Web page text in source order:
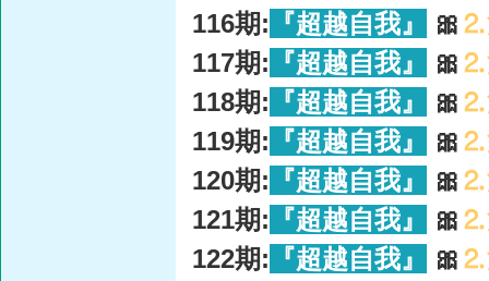
116期: 『超越自我』 🎀 ⒉
117期: 『超越自我』 🎀 ⒉
118期: 『超越自我』 🎀 ⒉
119期: 『超越自我』 🎀 ⒉
120期: 『超越自我』 🎀 ⒉
121期: 『超越自我』 🎀 ⒉
122期: 『超越自我』 🎀 ⒉